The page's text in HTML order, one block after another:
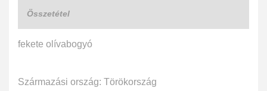
Összetétel
fekete olívabogyó
Származási ország: Törökország